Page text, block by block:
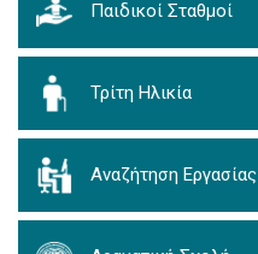
Παιδικοί Σταθμοί
Τρίτη Ηλικία
Αναζήτηση Εργασίας